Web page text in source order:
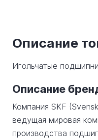
Описание
Игольчатые
Описание
Компания SKF
ведущая мировая
производства